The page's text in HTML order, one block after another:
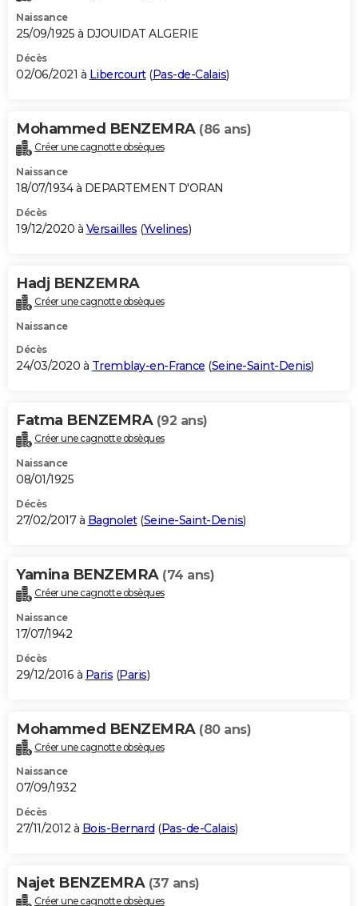
Naissance
25/09/1925 à DJOUIDAT ALGERIE
Décès
02/06/2021 à Libercourt(Pas-de-Calais)
Mohammed BENZEMRA (86 ans)
Créer une cagnotte obsèques
Naissance
18/07/1934 à DEPARTEMENT D'ORAN
Décès
19/12/2020 à Versailles (Yvelines)
Hadj BENZEMRA
Créer une cagnotte obsèques
Naissance
Décès
24/03/2020 à Tremblay-en-France (Seine-Saint-Denis)
Fatma BENZEMRA (92 ans)
Créer une cagnotte obsèques
Naissance
08/01/1925
Décès
27/02/2017 à Bagnolet(Seine-Saint-Denis)
Yamina BENZEMRA (74 ans)
Créer une cagnotte obsèques
Naissance
17/07/1942
Décès
29/12/2016 à Paris (Paris)
Mohammed BENZEMRA (80 ans)
Créer une cagnotte obsèques
Naissance
07/09/1932
Décès
27/11/2012 à Bois-Bernard (Pas-de-Calais)
Najet BENZEMRA (37 ans)
Créer une cagnotte obsèques